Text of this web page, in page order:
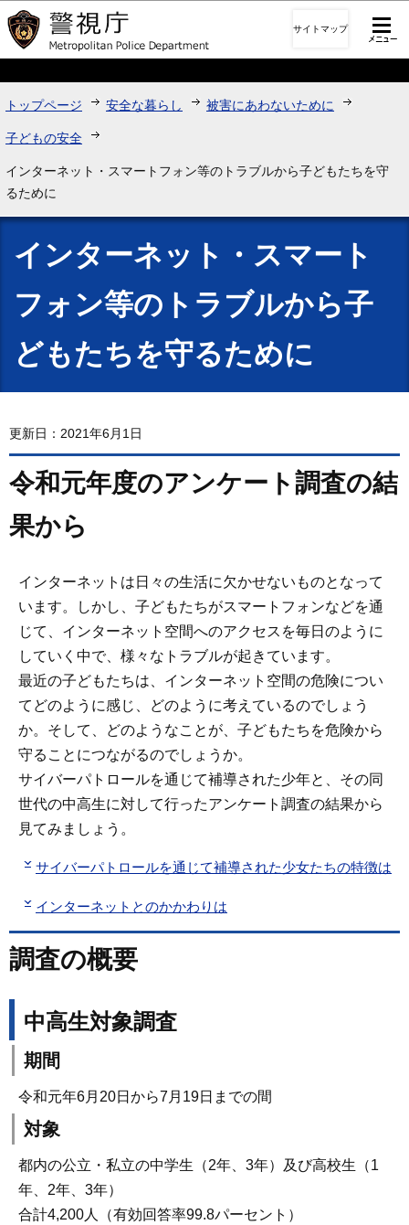
このページの本文へ移動
サイトマップ
トップページ 安全な暮らし 被害にあわないために
子どもの安全
インターネット・スマートフォン等のトラブルから子どもたちを守
るために
インターネット・スマート
フォン等のトラブルから子
どもたちを守るために
更新日：2021年6月1日
令和元年度のアンケート調査の結
果から
インターネットは日々の生活に欠かせないものとなって
います。しかし、子どもたちがスマートフォンなどを通
じて、インターネット空間へのアクセスを毎日のように
していく中で、様々なトラブルが起きています。
最近の子どもたちは、インターネット空間の危険につい
てどのように感じ、どのように考えているのでしょう
か。そして、どのようなことが、子どもたちを危険から
守ることにつながるのでしょうか。
サイバーパトロールを通じて補導された少年と、その同
世代の中高生に対して行ったアンケート調査の結果から
見てみましょう。
サイバーパトロールを通じて補導された少女たちの特徴は
インターネットとのかかわりは
調査の概要
中高生対象調査
期間
令和元年6月20日から7月19日までの間
対象
都内の公立・私立の中学生（2年、3年）及び高校生（1
年、2年、3年）
合計4,200人（有効回答率99.8パーセント）